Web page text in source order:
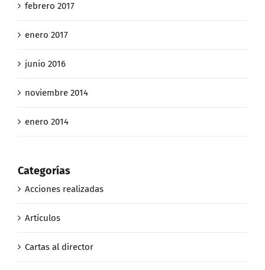
febrero 2017
enero 2017
junio 2016
noviembre 2014
enero 2014
Categorías
Acciones realizadas
Artículos
Cartas al director